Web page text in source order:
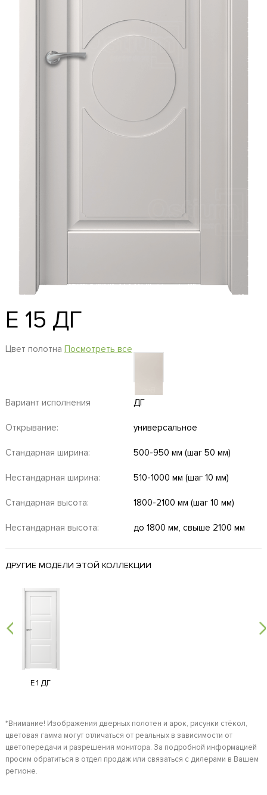
E 15 ДГ
Цвет полотна Посмотреть все
Вариант исполнения ДГ
Открывание: универсальное
Стандарная ширина: 500-950 мм (шаг 50 мм)
Нестандарная ширина: 510-1000 мм (шаг 10 мм)
Стандарная высота: 1800-2100 мм (шаг 10 мм)
Нестандарная высота: до 1800 мм, свыше 2100 мм
ДРУГИЕ МОДЕЛИ ЭТОЙ КОЛЛЕКЦИИ
E 1 ДГ
*Внимание! Изображения дверных полотен и арок, рисунки стёкол,
цветовая гамма могут отличаться от реальных в зависимости от
цветопередачи и разрешения монитора. За подробной информацией
просим обратиться в отдел продаж или связаться с дилерами в Вашем
регионе.